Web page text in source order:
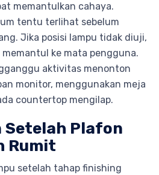
memantulkan cahaya.
tentu terlihat sebelum
Jika posisi lampu tidak diuji,
ke mata pengguna.
aktivitas menonton
monitor, menggunakan meja
countertop mengilap.
Setelah Plafon
Rumit
setelah tahap finishing